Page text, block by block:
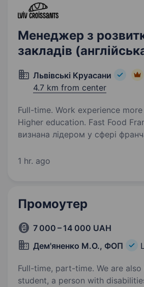
Менеджер з
закладів
Львівські Круасани
4.7 km from center
Full-time. Work experience more
Higher education. Fast Food Franchising Group
визнана лідером у сфері
власниками мережі пекарень
1 hr. ago
Промоутер
7 000 – 14 000 UAH
Дем'яненко М.О., ФОП
Full-time, part-time. We are
student, a person with